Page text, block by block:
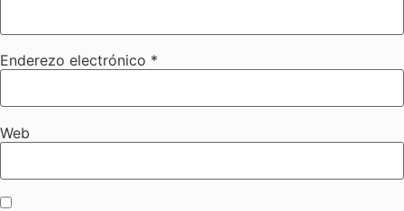
Enderezo electrónico *
Web